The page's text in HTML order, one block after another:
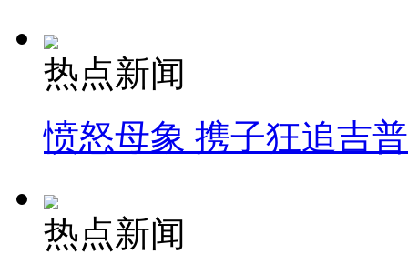
热点新闻
愤怒母象 携子狂追吉
热点新闻